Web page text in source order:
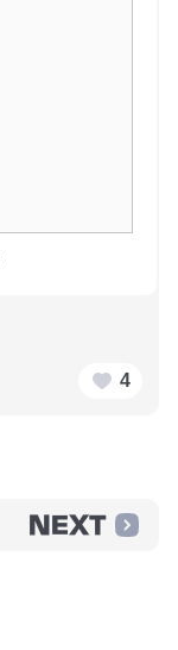
4
NEXT